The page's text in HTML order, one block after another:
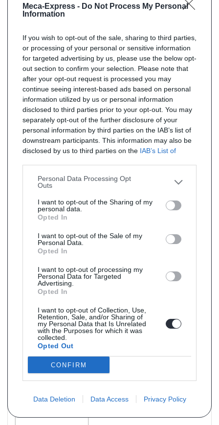
Meca-Express - Do Not Process My Personal
Information
If you wish to opt-out of the sale, sharing to third parties,
or processing of your personal or sensitive information
for targeted advertising by us, please use the below opt-
out section to confirm your selection. Please note that
after your opt-out request is processed you may
continue seeing interest-based ads based on personal
information utilized by us or personal information
disclosed to third parties prior to your opt-out. You may
separately opt-out of the further disclosure of your
personal information by third parties on the IAB’s list of
downstream participants. This information may also be
disclosed by us to third parties on the IAB’s List of
Personal Data Processing Opt
Outs
I want to opt-out of the Sharing of my
personal data.
Opted In
I want to opt-out of the Sale of my
Personal Data.
Opted In
I want to opt-out of processing my
Personal Data for Targeted
Advertising.
Opted In
I want to opt-out of Collection, Use,
Retention, Sale, and/or Sharing of
my Personal Data that Is Unrelated
with the Purposes for which it was
collected.
Opted Out
CONFIRM
Data Deletion Data Access Privacy Policy
Référence : AR0642 En stock
Tuyau pour CITROEN JUMPER 2.2 HDi (moteur : 4HG (P22DTE) - pour
véhicules avec FAP
de 07/2011 à aujourd'hui
PRIX : 111 € TTC
Référence : AR0642 En stock
Tuyau pour CITROEN JUMPER 2.2 HDi (moteur : 4HH (P22DTE) - pour
véhicules avec ou sans FAP7/11 à aujourd'hui